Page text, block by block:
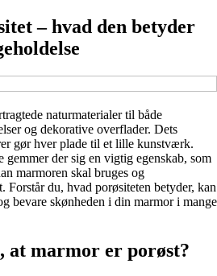
– hvad den betyder
naturmaterialer til både
og dekorative overflader. Dets
gør hver plade til et lille kunstværk.
gemmer der sig en vigtig egenskab, som
marmoren skal bruges og
Forstår du, hvad porøsiteten betyder, kan
bevare skønheden i din marmor i mange
at marmor er porøst?